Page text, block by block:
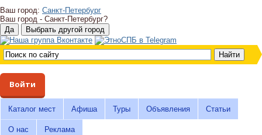
Ваш город: Санкт-Петербург
Ваш город - Санкт-Петербург?
Войти
Каталог мест Афиша Туры Объявления Статьи
О нас Реклама